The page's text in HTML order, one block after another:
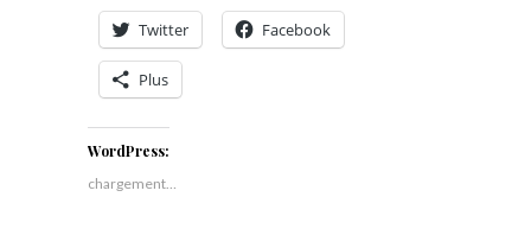
Twitter Facebook
Plus
WordPress:
chargement…